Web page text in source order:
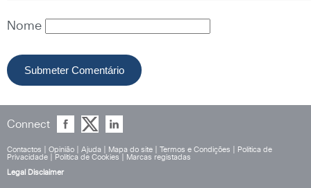
Nome
Connect
Contactos Opinião Ajuda Mapa do site Termos e Condições
Política de
Privacidade
Política de Cookies
Marcas registadas
Legal Disclaimer